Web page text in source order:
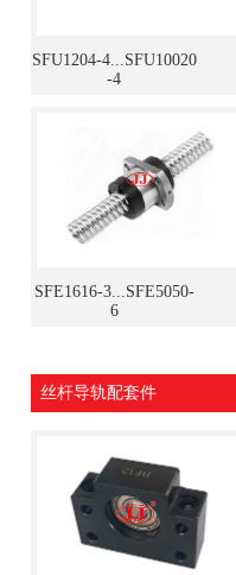
SFU1204-4...SFU10020
-4
SFE1616-3...SFE5050-
6
丝杆导轨配套件